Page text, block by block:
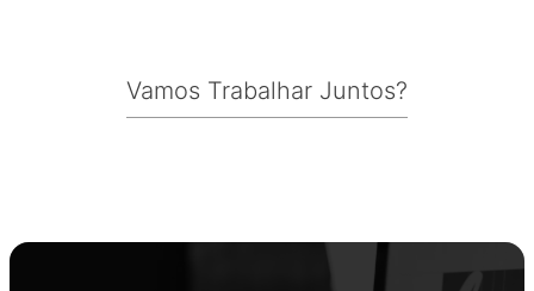
Vamos Trabalhar Juntos?